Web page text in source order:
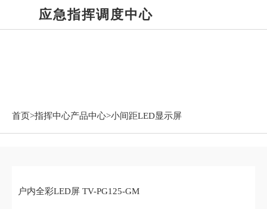
应急指挥调度中心
首页>指挥中心产品中心>小间距LED显示屏
户内全彩LED屏 TV-PG125-GM